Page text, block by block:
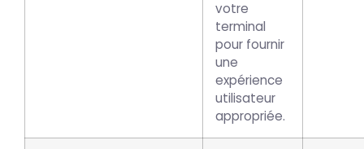
votre
terminal
pour fournir
une
expérience
utilisateur
appropriée.